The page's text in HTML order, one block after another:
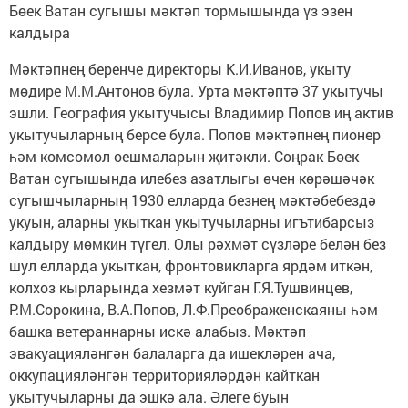
Бөек Ватан сугышы мәктәп тормышында үз эзен
калдыра
Мәктәпнең беренче директоры К.И.Иванов, укыту
мөдире М.М.Антонов була. Урта мәктәптә 37 укытучы
эшли. География укытучысы Владимир Попов иң актив
укытучыларның берсе була. Попов мәктәпнең пионер
һәм комсомол оешмаларын җитәкли. Соңрак Бөек
Ватан сугышында илебез азатлыгы өчен көрәшәчәк
сугышчыларның 1930 елларда безнең мәктәбебездә
укуын, аларны укыткан укытучыларны игътибарсыз
калдыру мөмкин түгел. Олы рәхмәт сүзләре белән без
шул елларда укыткан, фронтовикларга ярдәм иткән,
колхоз кырларында хезмәт куйган Г.Я.Тушвинцев,
Р.М.Сорокина, В.А.Попов, Л.Ф.Преображенскаяны һәм
башка ветераннарны искә алабыз. Мәктәп
эвакуацияләнгән балаларга да ишекләрен ача,
оккупацияләнгән территорияләрдән кайткан
укытучыларны да эшкә ала. Әлеге буын